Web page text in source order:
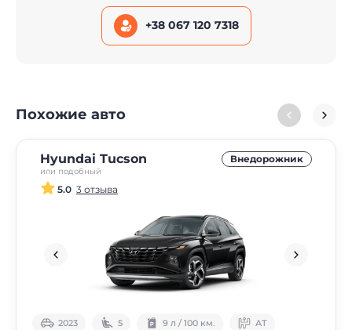
+38 067 120 7318
Похожие авто
Hyundai Tucson
или подобный
Внедорожник
5.0 3 отзыва
2023 5 9 л / 100 км. АТ